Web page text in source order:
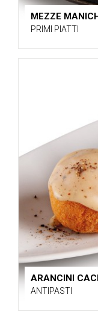
MEZZE
PRIMI PIATTI
ARANCINI
ANTIPASTI